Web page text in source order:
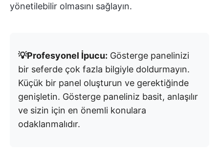
yönetilebilir olmasını sağlayın.
💡Profesyonel İpucu: Gösterge panelinizi
bir seferde çok fazla bilgiyle doldurmayın.
Küçük bir panel oluşturun ve gerektiğinde
genişletin. Gösterge paneliniz basit, anlaşılır
ve sizin için en önemli konulara
odaklanmalıdır.